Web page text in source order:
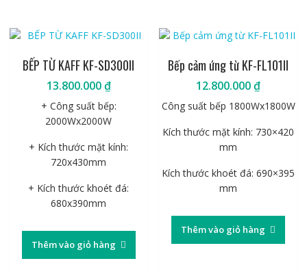
BẾP TỪ KAFF KF-SD300II
13.800.000₫
+ Công suất bếp:
2000Wx2000W
+ Kích thước mặt kính:
720x430mm
+ Kích thước khoét đá:
680x390mm
Thêm vào giỏ hàng
Bếp cảm ứng từ KF-FL101II
12.800.000₫
Công suất bếp 1800Wx1800W
Kích thước mặt kính: 730×420
mm
Kích thước khoét đá: 690×395
mm
Thêm vào giỏ hàng